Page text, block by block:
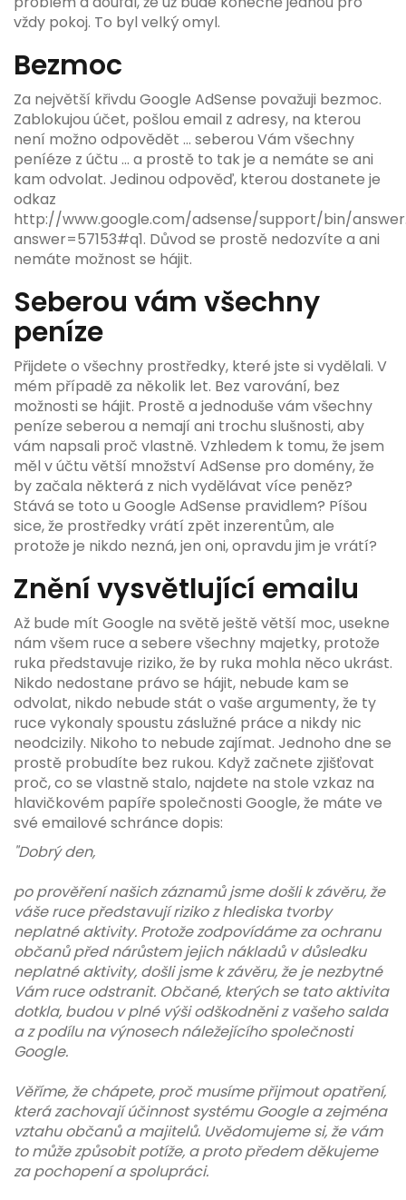
vždy pokoj. To byl velký omyl.
Bezmoc
Za největší křivdu Google AdSense považuji bezmoc.
Zablokujou účet, pošlou email z adresy, na kterou
není možno odpovědět ... seberou Vám všechny
peníéze z účtu ... a prostě to tak je a nemáte se ani
kam odvolat. Jedinou odpověď, kterou dostanete je
odkaz
http://www.google.com/adsense/support/bin/
answer=57153#q1. Důvod se prostě nedozvíte a ani
nemáte možnost se hájit.
Seberou vám všechny
peníze
Přijdete o všechny prostředky, které jste si vydělali. V
mém případě za několik let. Bez varování, bez
možnosti se hájit. Prostě a jednoduše vám všechny
peníze seberou a nemají ani trochu slušnosti, aby
vám napsali proč vlastně. Vzhledem k tomu, že jsem
měl v účtu větší množství AdSense pro domény, že
by začala některá z nich vydělávat více peněz?
Stává se toto u Google AdSense pravidlem? Píšou
sice, že prostředky vrátí zpět inzerentům, ale
protože je nikdo nezná, jen oni, opravdu jim je vrátí?
Znění vysvětlující emailu
Až bude mít Google na světě ještě větší moc, usekne
nám všem ruce a sebere všechny majetky, protože
ruka představuje riziko, že by ruka mohla něco ukrást.
Nikdo nedostane právo se hájit, nebude kam se
odvolat, nikdo nebude stát o vaše argumenty, že ty
ruce vykonaly spoustu záslužné práce a nikdy nic
neodcizily. Nikoho to nebude zajímat. Jednoho dne se
prostě probudíte bez rukou. Když začnete zjišťovat
proč, co se vlastně stalo, najdete na stole vzkaz na
hlavičkovém papíře společnosti Google, že máte ve
své emailové schránce dopis:
"Dobrý den,
po prověření našich záznamů jsme došli k závěru, že
váše ruce představují riziko z hlediska tvorby
neplatné aktivity. Protože zodpovídáme za ochranu
občanů před nárůstem jejich nákladů v důsledku
neplatné aktivity, došli jsme k závěru, že je nezbytné
Vám ruce odstranit. Občané, kterých se tato aktivita
dotkla, budou v plné výši odškodněni z vašeho salda
a z podílu na výnosech náležejícího společnosti
Google.
Věříme, že chápete, proč musíme přijmout opatření,
která zachovají účinnost systému Google a zejména
vztahu občanů a majitelů. Uvědomujeme si, že vám
to může způsobit potíže, a proto předem děkujeme
za pochopení a spolupráci.